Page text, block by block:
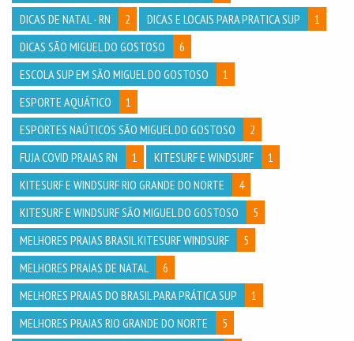
DICAS DE NATAL - RN
2 DICAS E LOCAIS PARA PRATICA SUP
1
DICAS SÃO MIGUEL DO GOSTOSO
6
ESCOLA SUP EM SÃO MIGUEL DO GOSTOSO
1
ESPORTE AQUÁTICO
1
ESPORTES NAÚTICOS SÃO MIGUEL DO GOSTOSO
2
FUJA COVID PRAIAS RN
1 KITESURF E WINDSURF
1
KITESURF E WINDSURF RIO GRANDE DO NORTE
4
KITESURF E WINDSURF SÃO MIGUEL DO GOSTOSO
5
MELHORES PRAIAS BRASIL KITESURF WINDSURF
5
MELHORES PRAIAS DE NATAL
6
MELHORES PRAIAS DO BRASIL PARA PRÁTICA SUP
1
MELHORES PRAIAS RIO GRANDE DO NORTE
5